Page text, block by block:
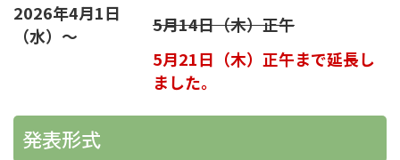
2026年4月1日
（水）～
5月14日（木）正午
5月21日（木）正午まで延長し
ました。
発表形式